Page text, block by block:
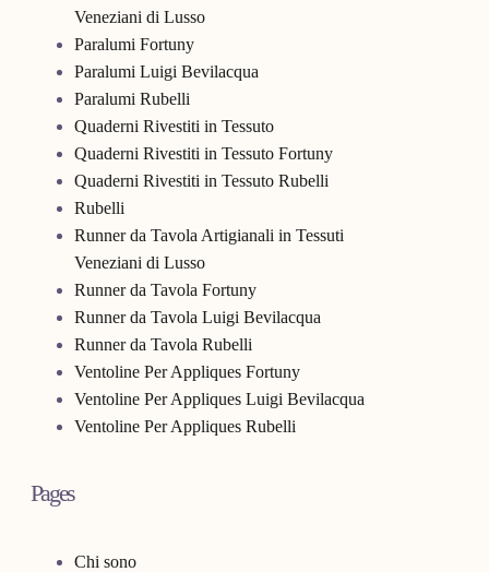
Veneziani di Lusso
Paralumi Fortuny
Paralumi Luigi Bevilacqua
Paralumi Rubelli
Quaderni Rivestiti in Tessuto
Quaderni Rivestiti in Tessuto Fortuny
Quaderni Rivestiti in Tessuto Rubelli
Rubelli
Runner da Tavola Artigianali in Tessuti
Veneziani di Lusso
Runner da Tavola Fortuny
Runner da Tavola Luigi Bevilacqua
Runner da Tavola Rubelli
Ventoline Per Appliques Fortuny
Ventoline Per Appliques Luigi Bevilacqua
Ventoline Per Appliques Rubelli
Pages
Chi sono